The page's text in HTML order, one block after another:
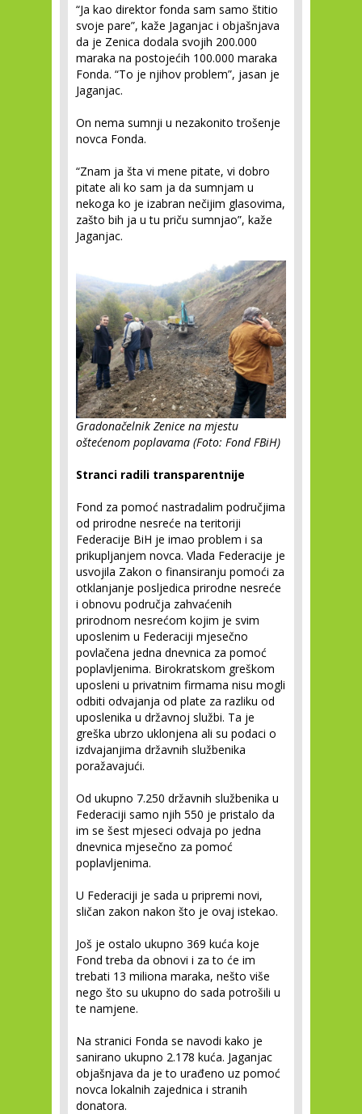
“Ja kao direktor fonda sam samo štitio
svoje pare”, kaže Jaganjac i objašnjava
da je Zenica dodala svojih 200.000
maraka na postojećih 100.000 maraka
Fonda. “To je njihov problem”, jasan je
Jaganjac.
On nema sumnji u nezakonito trošenje
novca Fonda.
“Znam ja šta vi mene pitate, vi dobro
pitate ali ko sam ja da sumnjam u
nekoga ko je izabran nečijim glasovima,
zašto bih ja u tu priču sumnjao”, kaže
Jaganjac.
Gradonačelnik Zenice na mjestu
oštećenom poplavama (Foto: Fond FBiH)
Stranci radili transparentnije
Fond za pomoć nastradalim područjima
od prirodne nesreće na teritoriji
Federacije BiH je imao problem i sa
prikupljanjem novca. Vlada Federacije je
usvojila Zakon o finansiranju pomoći za
otklanjanje posljedica prirodne nesreće
i obnovu područja zahvaćenih
prirodnom nesrećom kojim je svim
uposlenim u Federaciji mjesečno
povlačena jedna dnevnica za pomoć
poplavljenima. Birokratskom greškom
uposleni u privatnim firmama nisu mogli
odbiti odvajanja od plate za razliku od
uposlenika u državnoj službi. Ta je
greška ubrzo uklonjena ali su podaci o
izdvajanjima državnih službenika
poražavajući.
Od ukupno 7.250 državnih službenika u
Federaciji samo njih 550 je pristalo da
im se šest mjeseci odvaja po jedna
dnevnica mjesečno za pomoć
poplavljenima.
U Federaciji je sada u pripremi novi,
sličan zakon nakon što je ovaj istekao.
Još je ostalo ukupno 369 kuća koje
Fond treba da obnovi i za to će im
trebati 13 miliona maraka, nešto više
nego što su ukupno do sada potrošili u
te namjene.
Na stranici Fonda se navodi kako je
sanirano ukupno 2.178 kuća. Jaganjac
objašnjava da je to urađeno uz pomoć
novca lokalnih zajednica i stranih
donatora.